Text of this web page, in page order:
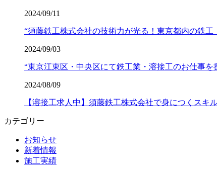
2024/09/11
“須藤鉄工株式会社の技術力が光る！東京都内の鉄工
2024/09/03
“東京江東区・中央区にて鉄工業・溶接工のお仕事
2024/08/09
【溶接工求人中】須藤鉄工株式会社で身につくスキ
カテゴリー
お知らせ
新着情報
施工実績